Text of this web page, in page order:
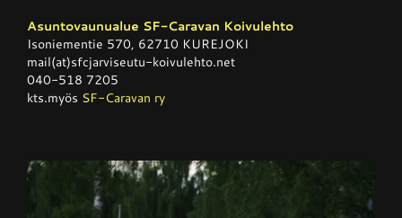
Asuntovaunualue SF-Caravan Koivulehto
Isoniementie 570, 62710 KUREJOKI
mail(at)sfcjarviseutu-koivulehto.net
040-518 7205
kts.myös SF-Caravan ry